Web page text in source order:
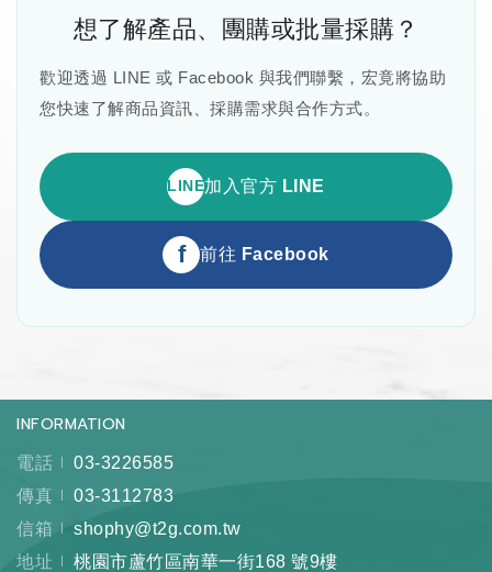
想了解產品、團購或批量採購？
歡迎透過 LINE 或 Facebook 與我們聯繫，宏竟將協助
您快速了解商品資訊、採購需求與合作方式。
LINE加入官方 LINE
f 前往 Facebook
INFORMATION
電話
03-3226585
傳真
03-3112783
信箱
shophy@t2g.com.tw
地址
桃園市蘆竹區南華一街168 號9樓